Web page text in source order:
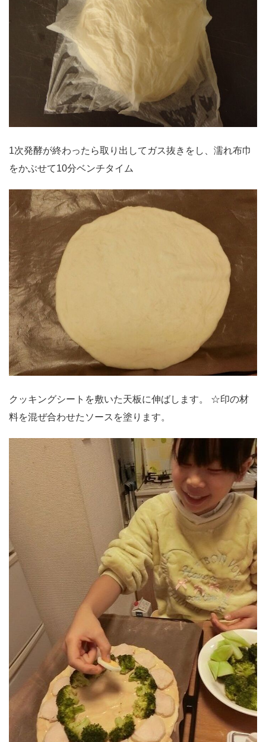
1次発酵が終わったら取り出してガス抜きをし、濡れ布巾
をかぶせて10分ベンチタイム
クッキングシートを敷いた天板に伸ばします。 ☆印の材
料を混ぜ合わせたソースを塗ります。